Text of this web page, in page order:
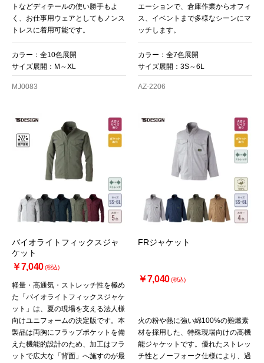
トなどディテールの使い勝手もよ
く、お仕事用ウェアとしてもノンス
トレスに着用可能です。
カラー：全10色展開
サイズ展開：M～XL
MJ0083
エーションで、倉庫作業からオフィ
ス、イベントまで多様なシーンにマ
ッチします。
カラー：全7色展開
サイズ展開：3S～6L
AZ-2206
バイオライトフィックスジャ
ケット
￥7,040(税込)
軽量・高通気・ストレッチ性を極め
た「バイオライトフィックスジャケ
ット」は、夏の現場を支える法人様
向けユニフォームの決定版です。本
製品は両胸にフラップポケットを備
えた機能的設計のため、加工はフラ
ットで広大な「背面」へ施すのが最
FRジャケット
￥7,040(税込)
火の粉や熱に強い綿100%の難燃素
材を採用した、特殊現場向けの高機
能ジャケットです。優れたストレッ
チ性とノーフォーク仕様により、過